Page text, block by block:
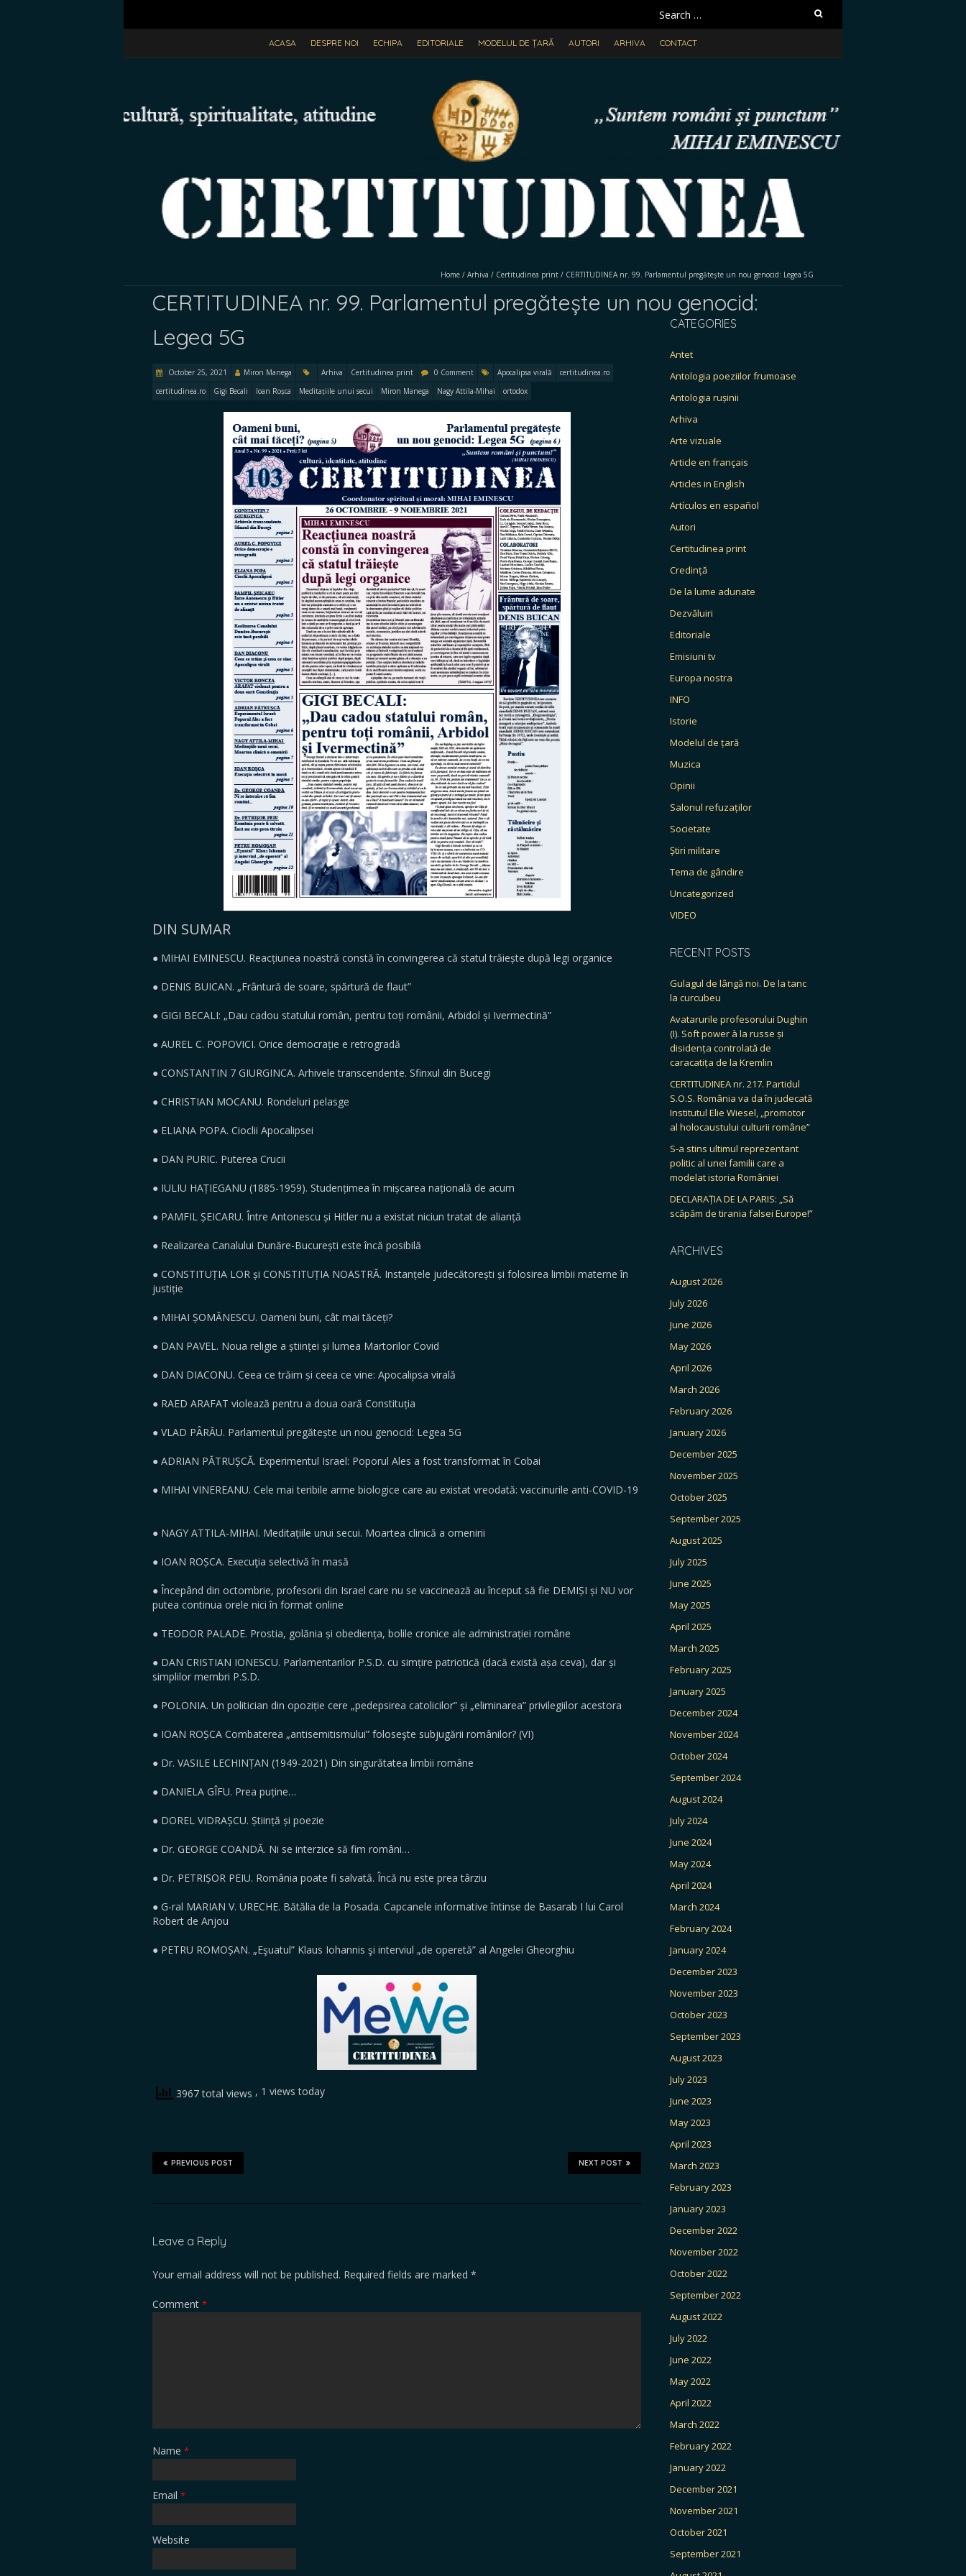
Search
for:
ACASA DESPRE NOI ECHIPA EDITORIALE MODELUL DE ȚARĂ AUTORI ARHIVA CONTACT
Home / Arhiva / Certitudinea print / CERTITUDINEA nr. 99. Parlamentul pregătește un nou genocid: Legea 5G
CERTITUDINEA nr. 99. Parlamentul pregătește un nou genocid:
Legea 5G
October 25, 2021 Miron Manega Arhiva Certitudinea print 0 Comment Apocalipsa virală
certitudinea.ro
certitudinea.ro
Gigi Becali Ioan Roșca Meditațiile unui secui Miron Manega Nagy Attila-Mihai ortodox
DIN SUMAR
● MIHAI EMINESCU. Reacțiunea noastră constă în convingerea că statul trăiește după legi organice
● DENIS BUICAN. „Frântură de soare, spărtură de flaut”
● GIGI BECALI: „Dau cadou statului român, pentru toți românii, Arbidol și Ivermectină”
● AUREL C. POPOVICI. Orice democrație e retrogradă
● CONSTANTIN 7 GIURGINCA. Arhivele transcendente. Sfinxul din Bucegi
● CHRISTIAN MOCANU. Rondeluri pelasge
● ELIANA POPA. Cioclii Apocalipsei
● DAN PURIC. Puterea Crucii
● IULIU HAȚIEGANU (1885-1959). Studențimea în mișcarea națională de acum
● PAMFIL ȘEICARU. Între Antonescu și Hitler nu a existat niciun tratat de alianță
● Realizarea Canalului Dunăre-București este încă posibilă
● CONSTITUȚIA LOR și CONSTITUȚIA NOASTRĂ. Instanțele judecătorești și folosirea limbii materne în
justiție
● MIHAI ȘOMĂNESCU. Oameni buni, cât mai tăceți?
● DAN PAVEL. Noua religie a științei și lumea Martorilor Covid
● DAN DIACONU. Ceea ce trăim și ceea ce vine: Apocalipsa virală
● RAED ARAFAT violează pentru a doua oară Constituția
● VLAD PÂRĂU. Parlamentul pregătește un nou genocid: Legea 5G
● ADRIAN PĂTRUȘCĂ. Experimentul Israel: Poporul Ales a fost transformat în Cobai
● MIHAI VINEREANU. Cele mai teribile arme biologice care au existat vreodată: vaccinurile anti-COVID-19
● NAGY ATTILA-MIHAI. Meditațiile unui secui. Moartea clinică a omenirii
● IOAN ROȘCA. Execuţia selectivă în masă
● Începând din octombrie, profesorii din Israel care nu se vaccinează au început să fie DEMIȘI și NU vor
putea continua orele nici în format online
● TEODOR PALADE. Prostia, golănia și obediența, bolile cronice ale administrației române
● DAN CRISTIAN IONESCU. Parlamentarilor P.S.D. cu simțire patriotică (dacă există așa ceva), dar și
simplilor membri P.S.D.
● POLONIA. Un politician din opoziție cere „pedepsirea catolicilor” și „eliminarea” privilegiilor acestora
● IOAN ROȘCA Combaterea „antisemitismului” foloseşte subjugării românilor? (VI)
● Dr. VASILE LECHINȚAN (1949-2021) Din singurătatea limbii române
● DANIELA GÎFU. Prea puține…
● DOREL VIDRAȘCU. Știință și poezie
● Dr. GEORGE COANDĂ. Ni se interzice să fim români…
● Dr. PETRIȘOR PEIU. România poate fi salvată. Încă nu este prea târziu
● G-ral MARIAN V. URECHE. Bătălia de la Posada. Capcanele informative întinse de Basarab I lui Carol
Robert de Anjou
● PETRU ROMOȘAN. „Eşuatul” Klaus Iohannis şi interviul „de operetă” al Angelei Gheorghiu
3967 total views , 1 views today
NEXT POST
PREVIOUS POST
Leave a Reply
Your email address will not be published. Required fields are marked *
Comment *
Name *
Email *
Website
CATEGORIES
Antet
Antologia poeziilor frumoase
Antologia rușinii
Arhiva
Arte vizuale
Article en français
Articles in English
Artículos en español
Autori
Certitudinea print
Credință
De la lume adunate
Dezvăluiri
Editoriale
Emisiuni tv
Europa nostra
INFO
Istorie
Modelul de țară
Muzica
Opinii
Salonul refuzaților
Societate
Știri militare
Tema de gândire
Uncategorized
VIDEO
RECENT POSTS
Gulagul de lângă noi. De la tanc
la curcubeu
Avatarurile profesorului Dughin
(I). Soft power à la russe și
disidența controlată de
caracatița de la Kremlin
CERTITUDINEA nr. 217. Partidul
S.O.S. România va da în judecată
Institutul Elie Wiesel, „promotor
al holocaustului culturii române”
S-a stins ultimul reprezentant
politic al unei familii care a
modelat istoria României
DECLARAȚIA DE LA PARIS: „Să
scăpăm de tirania falsei Europe!”
ARCHIVES
August 2026
July 2026
June 2026
May 2026
April 2026
March 2026
February 2026
January 2026
December 2025
November 2025
October 2025
September 2025
August 2025
July 2025
June 2025
May 2025
April 2025
March 2025
February 2025
January 2025
December 2024
November 2024
October 2024
September 2024
August 2024
July 2024
June 2024
May 2024
April 2024
March 2024
February 2024
January 2024
December 2023
November 2023
October 2023
September 2023
August 2023
July 2023
June 2023
May 2023
April 2023
March 2023
February 2023
January 2023
December 2022
November 2022
October 2022
September 2022
August 2022
July 2022
June 2022
May 2022
April 2022
March 2022
February 2022
January 2022
December 2021
November 2021
October 2021
September 2021